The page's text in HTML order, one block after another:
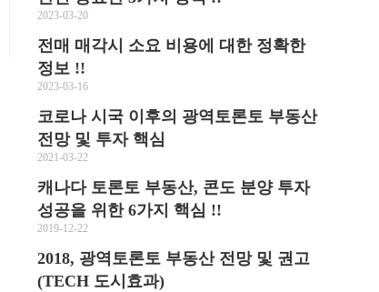
2023-03-20
전매 매각시 소요 비용에 대한 정확한
정보 !!
2023-03-16
코로나 시국 이후의 광역토론토 부동산
전망 및 투자 핵심
2021-03-22
캐나다 토론토 부동산, 콘도 분양 투자
성공을 위한 6가지 핵심 !!
2019-12-22
2018, 광역토론토 부동산 전망 및 권고
(TECH 도시효과)